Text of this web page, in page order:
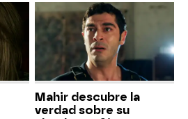
Mahir descubre la
verdad sobre su